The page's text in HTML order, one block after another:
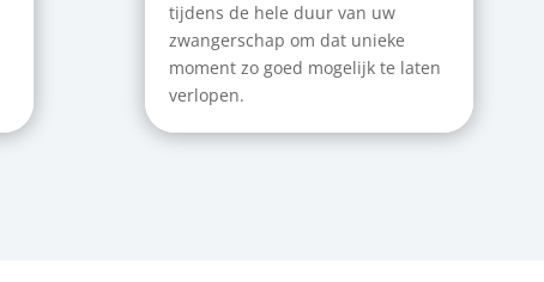
tijdens de hele duur van uw
zwangerschap om dat unieke
moment zo goed mogelijk te laten
verlopen.